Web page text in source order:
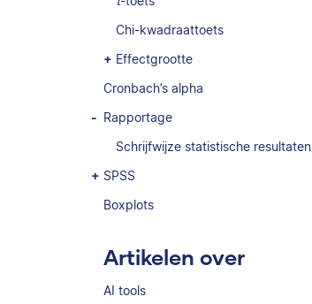
Chi-kwadraattoets
Effectgrootte
Cronbach’s alpha
Rapportage
Schrijfwijze statistische resultaten
SPSS
Boxplots
Artikelen over
AI tools